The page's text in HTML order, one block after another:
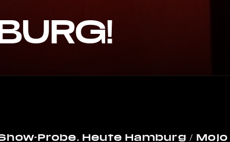
Probe. Heute Hamburg /